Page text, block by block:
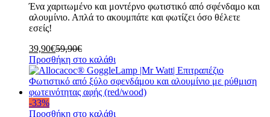
Ένα χαριτωμένο και μοντέρνο φωτιστικό από σφένδαμο και
αλουμίνιο. Απλά το ακουμπάτε και φωτίζει όσο θέλετε
εσείς!
39,90€59,90€
Προσθήκη στο καλάθι
-33%
Προσθήκη στο καλάθι